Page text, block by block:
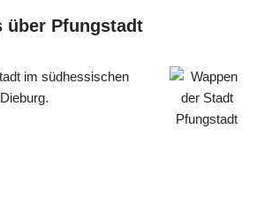
über Pfungstadt
im südhessischen